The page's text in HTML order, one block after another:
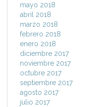
mayo 2018
abril 2018
marzo 2018
febrero 2018
enero 2018
diciembre 2017
noviembre 2017
octubre 2017
septiembre 2017
agosto 2017
julio 2017